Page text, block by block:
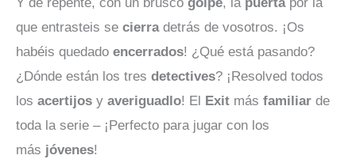
que entrasteis se cierradetrás de vosotros. ¡Os
habéis quedado encerrados! ¿Qué está pasando?
¿Dónde están los tres detectives? ¡Resolved todos
los acertijos y averiguadlo! El Exit más familiar de
toda la serie – ¡Perfecto para jugar con los
más jóvenes!